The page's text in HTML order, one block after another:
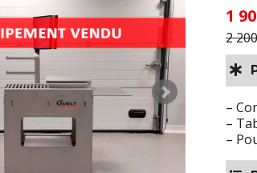
1
2
–
–
–